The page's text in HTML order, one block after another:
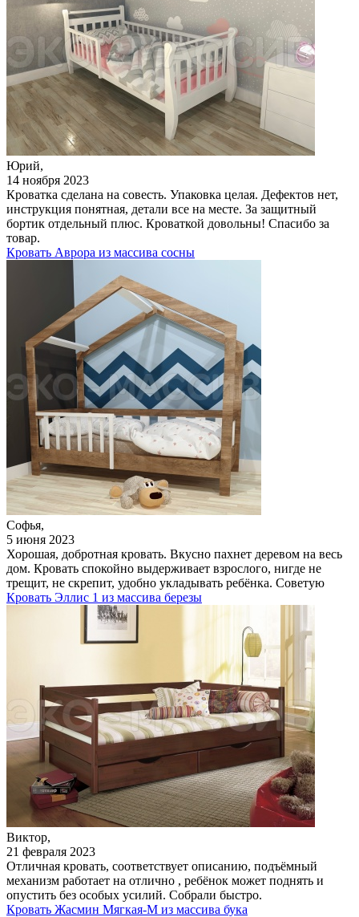
Юрий,
14 ноября 2023
Кроватка сделана на совесть. Упаковка целая. Дефектов нет,
инструкция понятная, детали все на месте. За защитный
бортик отдельный плюс. Кроваткой довольны! Спасибо за
товар.
Кровать Аврора из массива сосны
Софья,
5 июня 2023
Хорошая, добротная кровать. Вкусно пахнет деревом на весь
дом. Кровать спокойно выдерживает взрослого, нигде не
трещит, не скрепит, удобно укладывать ребёнка. Советую
Кровать Эллис 1 из массива березы
Виктор,
21 февраля 2023
Отличная кровать, соответствует описанию, подъёмный
механизм работает на отлично , ребёнок может поднять и
опустить без особых усилий. Собрали быстро.
Кровать Жасмин Мягкая-М из массива бука